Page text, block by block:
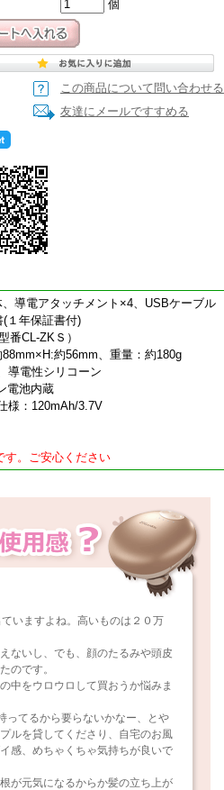
個
この商品について問い合わせる
友達にメールですすめる
電アタッチメント×4、USBケーブル
(１年保証書付)
番CL-ZKＳ）
約56mm、重量：約180g
導電性シリコーン
電池内蔵
様：120mAh/3.7V
。ご安心ください
いますよね。高いものは２０万
ないし、でも、顔のたるみや頭皮
のです。
中をウロウロして買おうか悩みま
ってるから要らないかなー、とや
ルを貸してくださり、自宅のお風
感、めちゃくちゃ気持ちが良いで
が元気になるからか髪の立ち上が